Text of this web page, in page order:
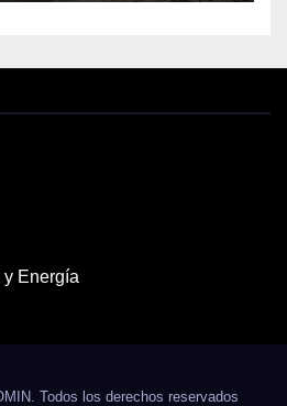
Energía
Todos los derechos reservados